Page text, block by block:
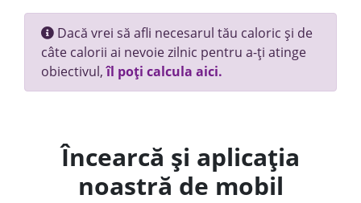
Dacă vrei să afli necesarul tău caloric și de
câte calorii ai nevoie zilnic pentru a-ți atinge
obiectivul,îl poți calcula aici.
Încearcă și aplicația
noastră de mobil